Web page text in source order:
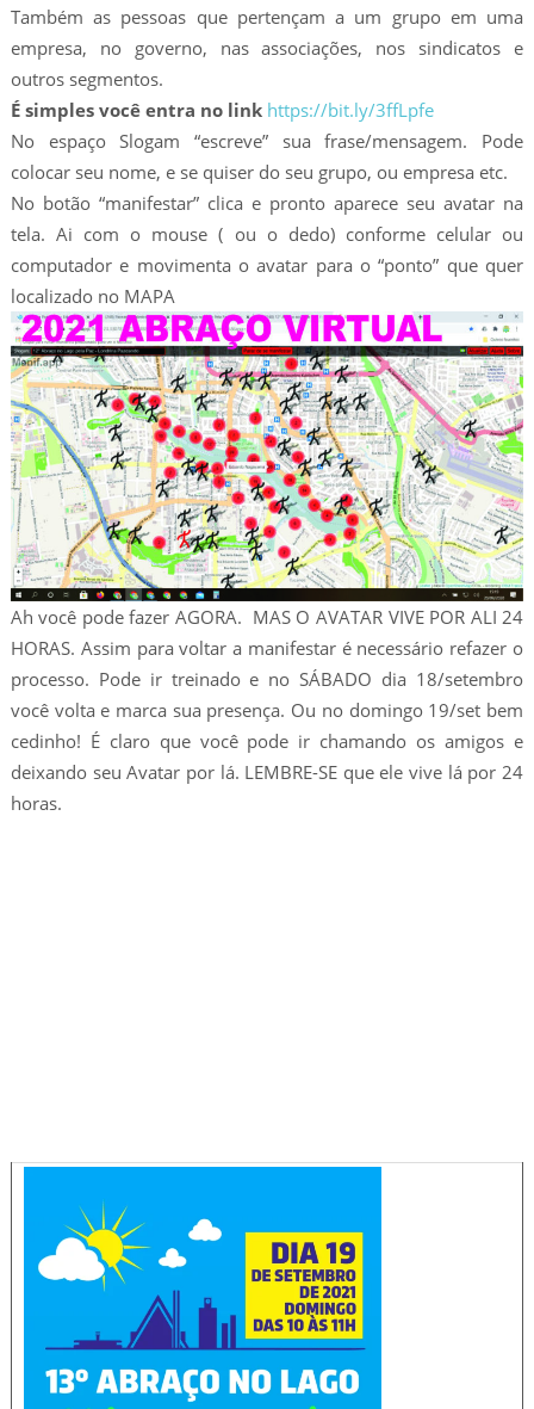
Também as pessoas que pertençam a um grupo em uma
empresa, no governo, nas associações, nos sindicatos e
outros segmentos.
É simples você entra no link https://bit.ly/3ffLpfe
No espaço Slogam “escreve” sua frase/mensagem. Pode
colocar seu nome, e se quiser do seu grupo, ou empresa etc.
No botão “manifestar” clica e pronto aparece seu avatar na
tela. Ai com o mouse ( ou o dedo) conforme celular ou
computador e movimenta o avatar para o “ponto” que quer
localizado no MAPA
Ah você pode fazer AGORA. MAS O AVATAR VIVE POR ALI 24
HORAS. Assim para voltar a manifestar é necessário refazer o
processo. Pode ir treinado e no SÁBADO dia 18/setembro
você volta e marca sua presença. Ou no domingo 19/set bem
cedinho! É claro que você pode ir chamando os amigos e
deixando seu Avatar por lá. LEMBRE-SE que ele vive lá por 24
horas.